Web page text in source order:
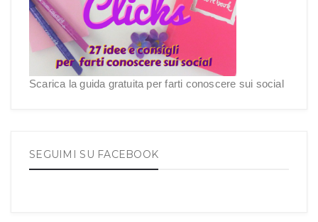
Scarica la guida gratuita per farti conoscere sui social
SEGUIMI SU FACEBOOK